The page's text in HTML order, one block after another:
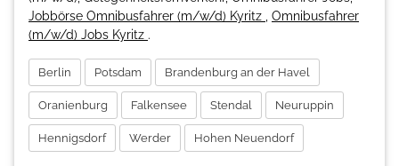
Jobbörse Omnibusfahrer (m/w/d) Kyritz , Omnibusfahrer
(m/w/d) Jobs Kyritz .
Berlin Potsdam Brandenburg an der Havel
Oranienburg Falkensee Stendal Neuruppin
Hennigsdorf Werder Hohen Neuendorf